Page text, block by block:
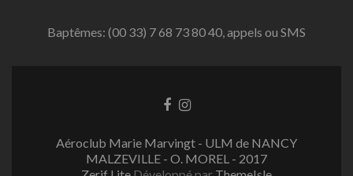
Baptêmes: (00 33) 7 68 73 80 40, appels ou SMS
L
n
F
L
n
I
Aéroclub Marie Marvingt - ULM de NANCY
MALZEVILLE - O. MOREL - 2017